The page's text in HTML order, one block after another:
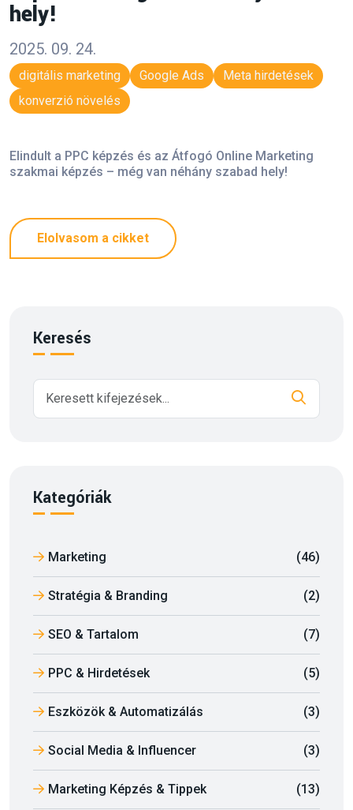
hely!
2025. 09. 24.
digitális marketing Google Ads
Meta hirdetések
konverzió növelés
Elindult a PPC képzés és az Átfogó Online Marketing
szakmai képzés – még van néhány szabad hely!
Elolvasom a cikket
Keresés
Kategóriák
Marketing (46)
Stratégia & Branding (2)
SEO & Tartalom (7)
PPC & Hirdetések (5)
Eszközök & Automatizálás (3)
Social Media & Influencer (3)
Marketing Képzés & Tippek (13)